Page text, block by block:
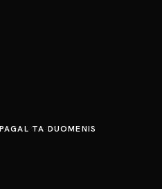
TA DUOMENIS